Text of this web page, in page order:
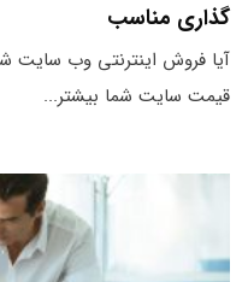
گذاری مناسب
آیا فروش اینترنتی وب سایت
قیمت سایت شما بیشتر...